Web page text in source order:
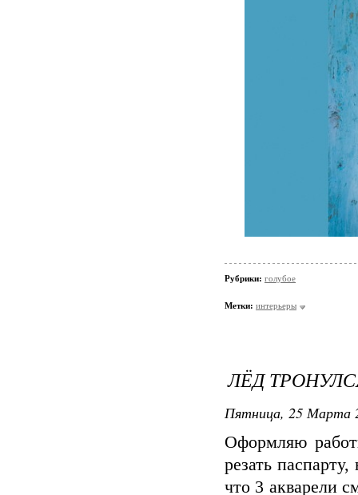
Рубрики: голубое
Метки: интерьеры
ЛЁД
Пятница, 25 Марта
Оформляю
резать
что 3 акварели